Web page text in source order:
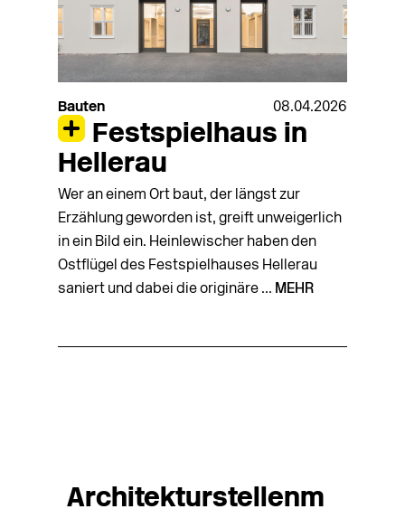
Bauten 08.04.2026
Festspielhaus in
Hellerau
Wer an einem Ort baut, der längst zur
Erzählung geworden ist, greift unweigerlich
in ein Bild ein. Heinlewischer haben den
Ostflügel des Festspielhauses Hellerau
saniert und dabei die originäre ... MEHR
Architekturstellenm